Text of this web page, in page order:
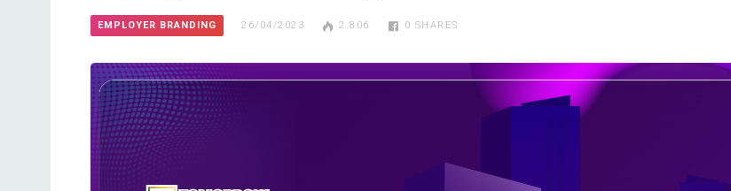
EMPLOYER BRANDING 26/04/2023 2.806 0 SHARES